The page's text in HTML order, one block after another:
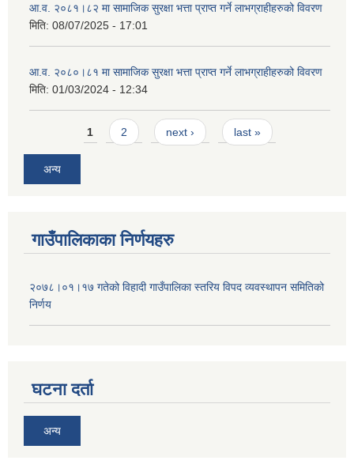
आ.व. २०८१।८२ मा सामाजिक सुरक्षा भत्ता प्राप्त गर्ने लाभग्राहीहरुको विवरण
मिति: 08/07/2025 - 17:01
आ.व. २०८०।८१ मा सामाजिक सुरक्षा भत्ता प्राप्त गर्ने लाभग्राहीहरुको विवरण
मिति: 01/03/2024 - 12:34
Pages1 2 next › last »
अन्य
गाउँपालिकाका निर्णयहरु
२०७८।०१।१७ गतेको विहादी गाउँपालिका स्तरिय विपद व्यवस्थापन समितिको
निर्णय
घटना दर्ता
अन्य